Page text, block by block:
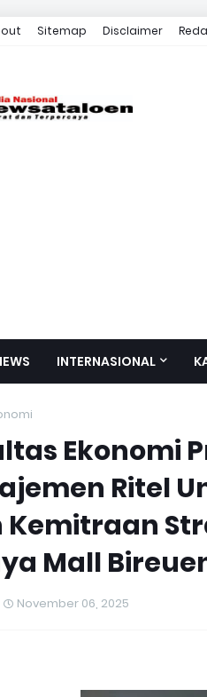
Sitemap Disclaimer
INTERNASIONAL
Ekonomi
Ritel
Kemitraan
Mall
November 06, 2025